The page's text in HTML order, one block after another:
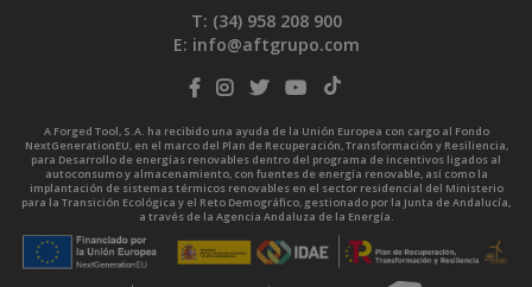
T: (34) 958 208 900
E: info@aftgrupo.com
A Forged Tool, S.A. ha recibido una ayuda de la Unión Europea con cargo al Fondo
NextGenerationEU, en el marco del Plan de Recuperación, Transformación y Resiliencia,
para Desarrollo de energías renovables dentro del programa de incentivos ligados al
autoconsumo y almacenamiento, con fuentes de energía renovable, así como la
implantación de sistemas térmicos renovables en el sector residencial del Ministerio
para la Transición Ecológica y el Reto Demográfico, gestionado por la Junta de Andalucía,
a través de la Agencia Andaluza de la Energía.